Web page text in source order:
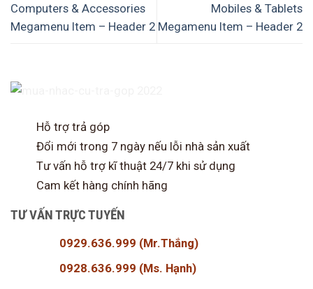
Computers & Accessories
Megamenu Item – Header 2
Mobiles & Tablets
Megamenu Item – Header 2
Hỗ trợ trả góp
Đổi mới trong 7 ngày nếu lỗi nhà sản xuất
Tư vấn hỗ trợ kĩ thuật 24/7 khi sử dụng
Cam kết hàng chính hãng
TƯ VẤN TRỰC TUYẾN
0929.636.999 (Mr.Thắng)
0928.636.999 (Ms. Hạnh)